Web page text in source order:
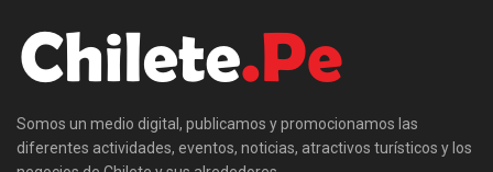
Somos un medio digital, publicamos y promocionamos las
diferentes actividades, eventos, noticias, atractivos turísticos y los